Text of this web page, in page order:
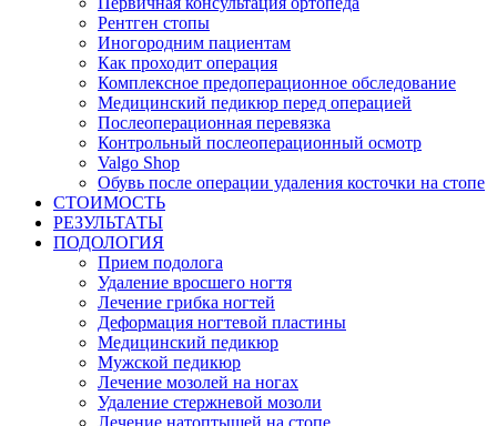
Рентген стопы
Иногородним пациентам
Как проходит операция
Комплексное предоперационное обследование
Медицинский педикюр перед операцией
Послеоперационная перевязка
Контрольный послеоперационный осмотр
Valgo Shop
Обувь после операции удаления косточки на стопе
СТОИМОСТЬ
РЕЗУЛЬТАТЫ
ПОДОЛОГИЯ
Прием подолога
Удаление вросшего ногтя
Лечение грибка ногтей
Деформация ногтевой пластины
Медицинский педикюр
Мужской педикюр
Лечение мозолей на ногах
Удаление стержневой мозоли